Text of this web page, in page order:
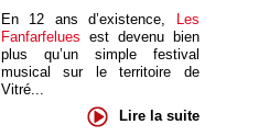
En 12 ans d’existence, Les
Fanfarfelues est devenu bien
plus qu’un simple festival
musical sur le territoire de
Vitré...
Lire la suite